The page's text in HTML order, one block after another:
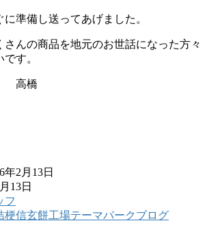
準備し送ってあげました。
さんの商品を地元のお世話になった方々
す。
高橋
年2月13日
13日
フ
梗信玄餅工場テーマパークブログ